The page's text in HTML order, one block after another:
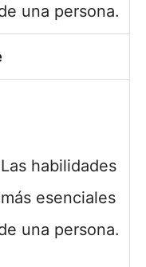
una persona.
Las habilidades
más esenciales
una persona.